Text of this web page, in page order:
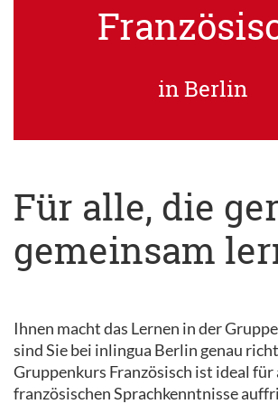
in Berlin
Für alle, die
gemeinsam
Ihnen macht das Lernen in der
sind Sie bei inlingua Berlin genau
Gruppenkurs Französisch ist ideal für
französischen Sprachkenntnisse